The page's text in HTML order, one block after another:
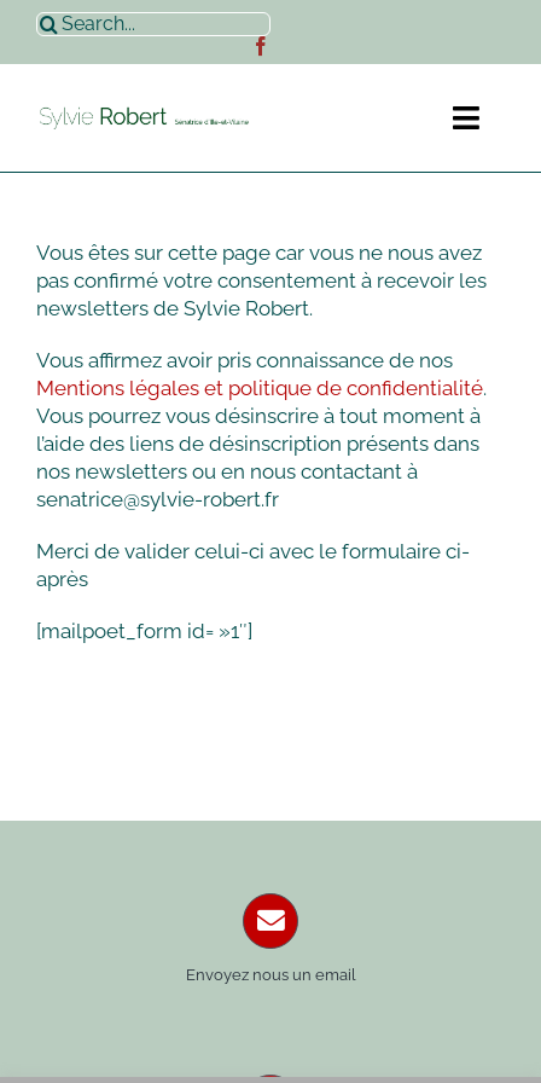
Passer
contenu
Rechercher:
Sylvie Robert
Contact
Vous êtes sur cette page car vous ne nous avez
pas confirmé votre consentement à recevoir les
newsletters de Sylvie Robert.
Vous affirmez avoir pris connaissance de nos
Mentions légales et politique de confidentialité.
Vous pourrez vous désinscrire à tout moment à
l’aide des liens de désinscription présents dans
nos newsletters ou en nous contactant à
senatrice@sylvie-robert.fr
Merci de valider celui-ci avec le formulaire ci-
après
[mailpoet_form id= »1″]
Envoyez nous un email